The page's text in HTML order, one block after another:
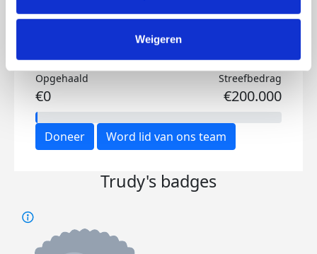
Weigeren
Opgehaald
€0
Streefbedrag
€200.000
Doneer Word lid van ons team
Trudy's badges